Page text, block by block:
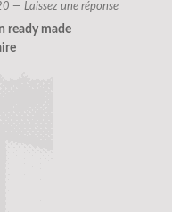
— Laissez une réponse
ready made